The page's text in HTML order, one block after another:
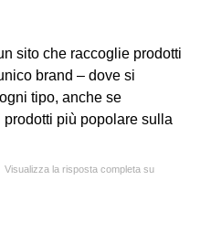
sito che raccoglie prodotti
brand – dove si
tipo, anche se
più popolare sulla
Visualizza la risposta completa su